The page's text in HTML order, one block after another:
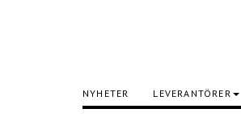
NYHETER LEVERANTÖRER